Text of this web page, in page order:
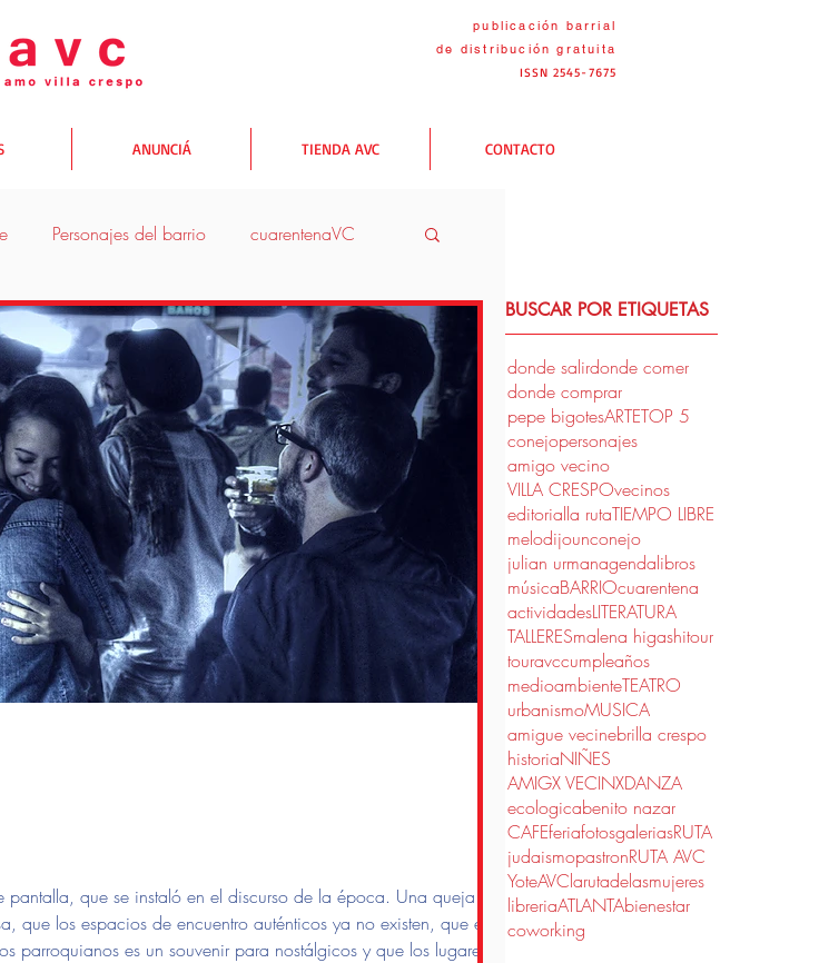
publicación barrial
de distribucióngratuita
ISSN 2545-7675
ANUNCIÁ TIENDA AVC CONTACTO
Personajes del barrio cuarentenaVC
salir donde comprar Yo te AVC
que se instaló en el discurso de la época. Una queja
que los espacios de encuentro auténticos ya no existen, que el
es un souvenir para nostálgicos y que los lugares con
BUSCAR POR ETIQUETAS
donde salirdonde comer
donde comprar
pepe bigotesARTETOP 5
conejopersonajes
amigo vecino
VILLA CRESPOvecinos
editorialla rutaTIEMPO LIBRE
melodijounconejo
julian urmanagendalibros
músicaBARRIOcuarentena
actividadesLITERATURA
TALLERESmalena higashitour
touravccumpleaños
medioambienteTEATRO
urbanismoMUSICA
amigue vecinebrilla crespo
historiaNIÑES
AMIGX VECINXDANZA
ecologicabenito nazar
CAFEferiafotosgaleriasRUTA
judaismopastronRUTA AVC
YoteAVClarutadelasmujeres
libreriaATLANTAbienestar
coworking